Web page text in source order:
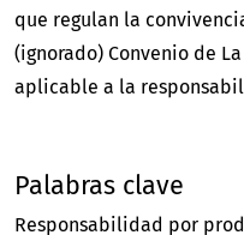
Palabras clave
Responsabilidad por
que regulan la
(ignorado) Convenio de
aplicable a la